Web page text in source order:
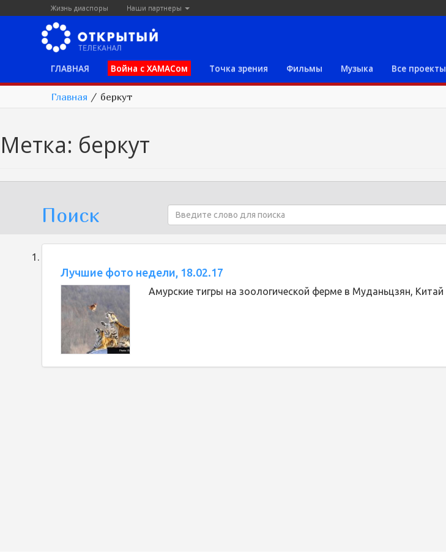
Жизнь диаспоры Наши партнеры
ГЛАВНАЯ Война с ХАМАСом Точка зрения Фильмы Музыка Все проекты
Главная / беркут
Метка: беркут
Поиск
Лучшие фото недели, 18.02.17
Амурские тигры на зоологической ферме в Муданьцзян, Китай